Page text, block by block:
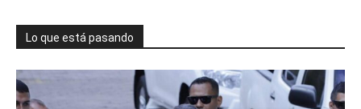
Lo que está pasando